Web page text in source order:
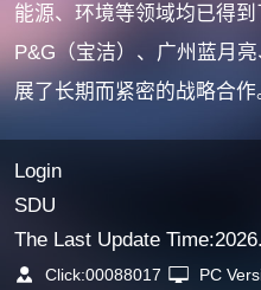
能源、环境等领域均已得
P&G（宝洁）、广州蓝月
展了长期而紧密的战略合作
Login
SDU
The Last Update Time:2026.
Click:00088017 PC